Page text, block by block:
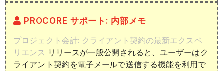
PROCORE サポート: 内部メモ
プロジェクト会計: クライアント契約の最新エクスペ
リエンス リリースが一般公開されると、ユーザーはク
ライアント契約を電子メールで送信する機能を利用で